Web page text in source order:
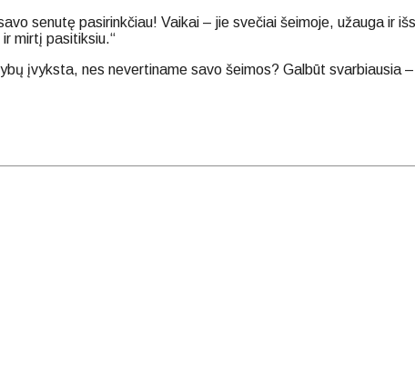
senutę pasirinkčiau! Vaikai – jie svečiai šeimoje, užauga ir
mirtį pasitiksiu.“
įvyksta, nes nevertiname savo šeimos? Galbūt svarbiausia